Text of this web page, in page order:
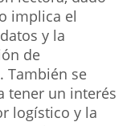
implica el
y la
de
También se
tener un interés
logístico y la